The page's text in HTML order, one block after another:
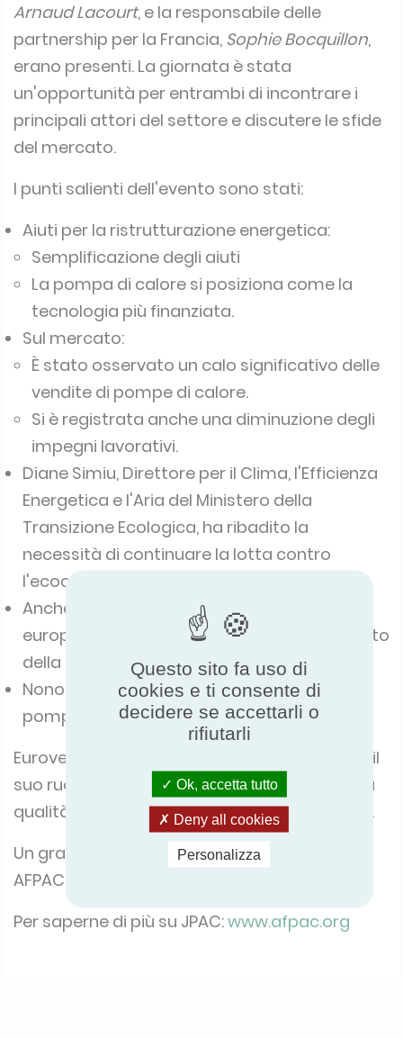
Arnaud Lacourt, e la responsabile delle
partnership per la Francia, Sophie Bocquillon,
erano presenti. La giornata è stata
un'opportunità per entrambi di incontrare i
principali attori del settore e discutere le sfide
del mercato.
I punti salienti dell'evento sono stati:
Aiuti per la ristrutturazione energetica:
Semplificazione degli aiuti
La pompa di calore si posiziona come la
tecnologia più finanziata.
Sul mercato:
È stato osservato un calo significativo delle
vendite di pompe di calore.
Si è registrata anche una diminuzione degli
impegni lavorativi.
Diane Simiu, Direttore per il Clima, l'Efficienza
Energetica e l'Aria del Ministero della
Transizione Ecologica, ha ribadito la
necessità di continuare la lotta contro
l'ecocriminalità.
Anche i rappresentanti della Commissione
europea hanno annunciato un rafforzamento
della sorveglianza del mercato.
Nonostante le sfide attuali, il settore delle
pompe di calore rimane promettente.
Eurovent Certification continuerà a svolgere il
suo ruolo di terza parte fidata, garantendo la
qualità e le prestazioni delle pompe di calore.
Un grande ringraziamento all'Associazione
AFPAC per questo evento di qualità!
Per saperne di più su JPAC:www.afpac.org
Questo sito fa uso di
cookies e ti consente di
decidere se accettarli o
rifiutarli
Ok, accetta tutto
Deny all cookies
Personalizza